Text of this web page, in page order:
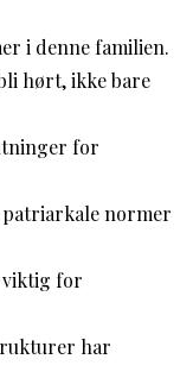
i denne familien.
hørt, ikke bare
for
patriarkale normer
viktig for
har